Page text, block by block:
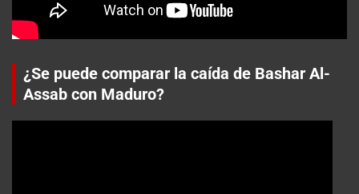
¿Se puede comparar la caída de Bashar Al-
Assab con Maduro?